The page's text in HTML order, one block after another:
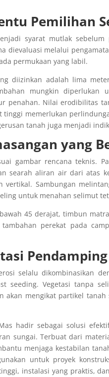
Pemilihan
syarat mutlak
dievaluasi melalui
permukaan yang labil.
diizinkan adalah lima
mungkin diperlukan
penahan. Nilai erodibilitas
tinggi memerlukan
tanah juga menjadi
yang
gambar rencana teknis.
searah aliran air dari atas
vertikal. Sambungan
untuk menahan selimut
45 derajat, timbun
perekat pada
Pendamping
selalu dikombinasikan
seeding. Vegetasi tanpa
akan mengikat partikel
hadir sebagai solusi
sungai. Terbuat dari
menjaga kestabilan
untuk proyek
instalasi yang praktis,